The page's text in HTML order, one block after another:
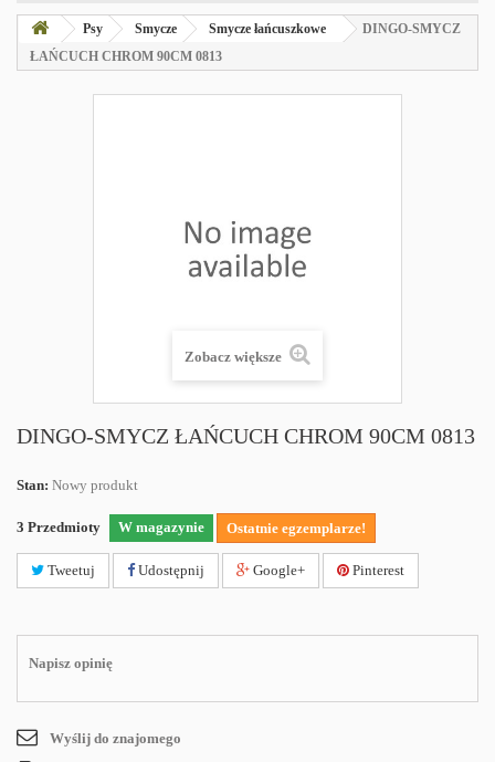
Psy Smycze Smycze łańcuszkowe
DINGO-SMYCZ
ŁAŃCUCH CHROM 90CM 0813
Zobacz większe
DINGO-SMYCZ ŁAŃCUCH CHROM 90CM 0813
Stan: Nowy produkt
3 Przedmioty W magazynie Ostatnie egzemplarze!
Tweetuj Udostępnij Google+ Pinterest
Napisz opinię
Wyślij do znajomego